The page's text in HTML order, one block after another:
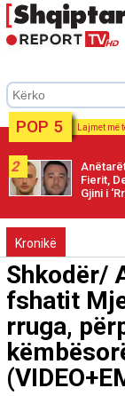
POP 5 Lajmet më
2
Fierit,
Gjini i
Kronikë
Shkodër/
fshatit
rruga,